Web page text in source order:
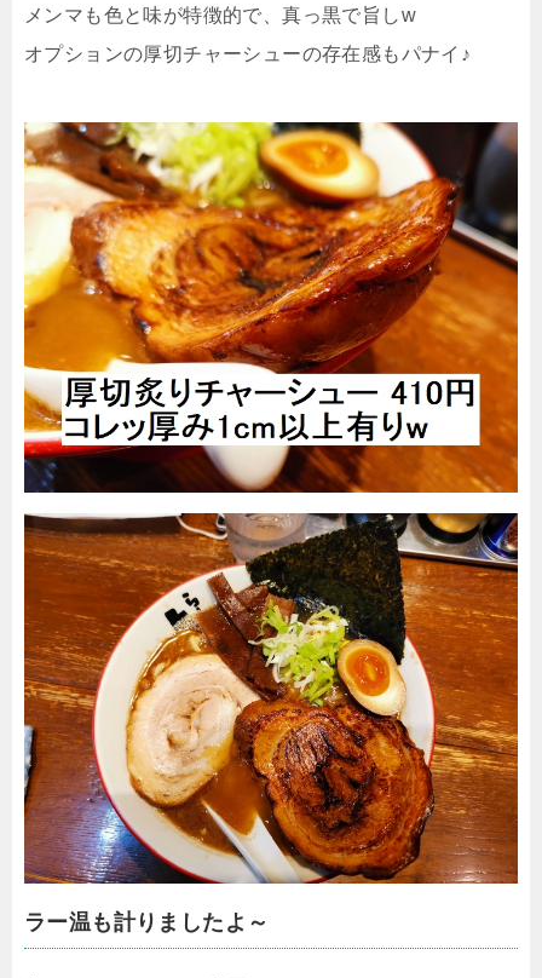
メンマも色と味が特徴的で、真っ黒で旨しw
オプションの厚切チャーシューの存在感もパナイ♪
ラー温も計りましたよ～